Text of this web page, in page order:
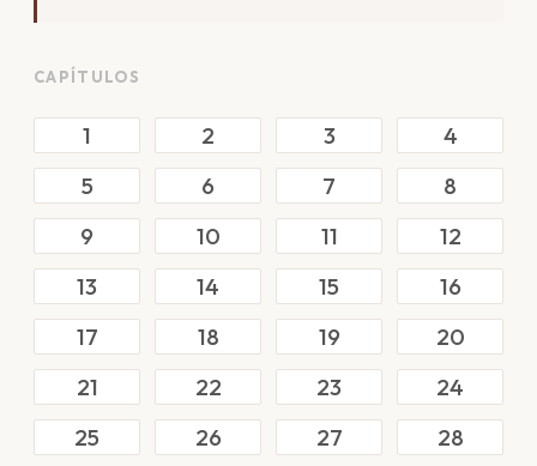
CAPÍTULOS
1 2 3
4
5
6 7
8
9
10 11
12
13
14 15
16
17
18 19
20
21
22 23
24
25
26 27
28